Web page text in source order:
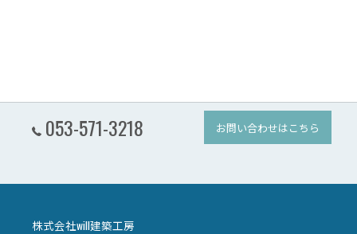
053-571-3218 お問い合わせはこちら
株式会社will建築工房